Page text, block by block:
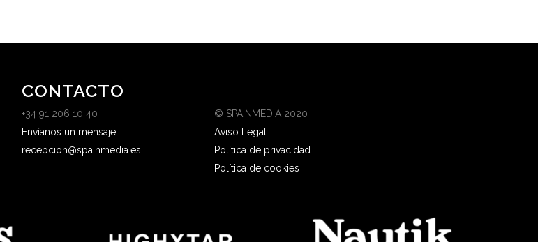
CONTACTO
+34 91 206 10 40
Envíanos un mensaje
recepcion@spainmedia.es
© SPAINMEDIA 2020
Aviso Legal
Política de privacidad
Política de cookies